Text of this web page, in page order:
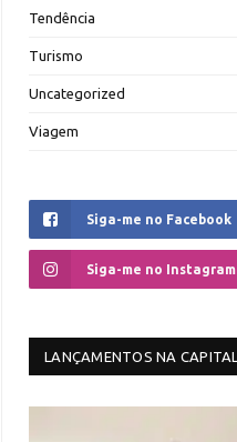
Tendência
Turismo
Uncategorized
Viagem
Siga-me no Facebook
Siga-me no Instagram
LANÇAMENTOS NA CAPITAL